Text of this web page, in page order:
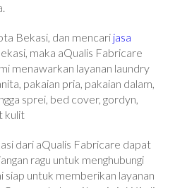
Bekasi, dan mencari jasa
maka aQualis Fabricare
menawarkan layanan laundry
pakaian pria, pakaian dalam,
sprei, bed cover, gordyn,
kulit
dari aQualis Fabricare dapat
ragu untuk menghubungi
siap untuk memberikan layanan